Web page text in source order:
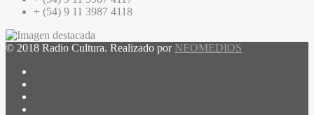
+ (54) 9 11 3987 4118
© 2018 Radio Cultura. Realizado por NEOMEDIOS